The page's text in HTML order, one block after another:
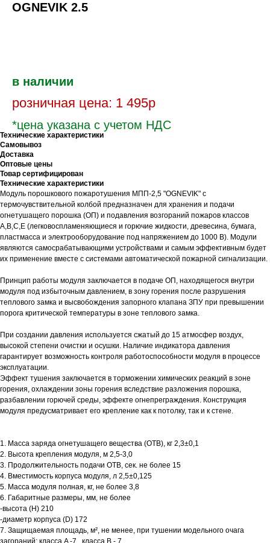
OGNEVIK 2.5
в наличии
розничная цена: 1 495р
*цена указана с учетом НДС
Технические характеристики
Самовывоз
Доставка
Оптовые цены
Товар сертифицирован
Технические характеристики
Модуль порошкового пожаротушения МПП-2,5 "OGNEVIK" с
термочувствительной колбой предназначен для хранения и подачи
огнетушащего порошка (ОП) и подавления возгораний пожаров классов
А,В,С,Е (легковоспламеняющиеся и горючие жидкости, древесина, бумага,
пластмасса и электрооборудование под напряжением до 1000 В). Модули
являются самосрабатывающими устройствами и самым эффективным будет
их применение вместе с системами автоматической пожарной сигнализации.
Принцип работы модуля заключается в подаче ОП, находящегося внутри
модуля под избыточным давлением, в зону горения после разрушения
теплового замка и высвобождения запорного клапана ЗПУ при превышении
порога критической температуры в зоне теплового замка.
При создании давления используется сжатый до 15 атмосфер воздух,
высокой степени очистки и осушки. Наличие индикатора давления
гарантирует возможность контроля работоспособности модуля в процессе
эксплуатации.
Эффект тушения заключается в торможении химических реакций в зоне
горения, охлаждении зоны горения вследствие разложения порошка,
разбавлении горючей среды, эффекте огнепреграждения. Конструкция
модуля предусматривает его крепление как к потолку, так и к стене.
1. Масса заряда огнетушащего вещества (ОТВ), кг 2,3±0,1
2. Высота крепления модуля, м 2,5-3,0
3. Продолжительность подачи ОТВ, сек. не более 15
4. Вместимость корпуса модуля, л 2,5±0,125
5. Масса модуля полная, кг, не более 3,8
6. Габаритные размеры, мм, не более
-высота (H) 210
-диаметр корпуса (D) 172
7. Защищаемая площадь, м², не менее, при тушении модельного очага
загораний: класса A -7 , класса B - 7